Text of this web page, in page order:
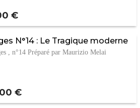
€
N°14 : Le Tragique moderne
, n°14 Préparé par Maurizio Melai
€